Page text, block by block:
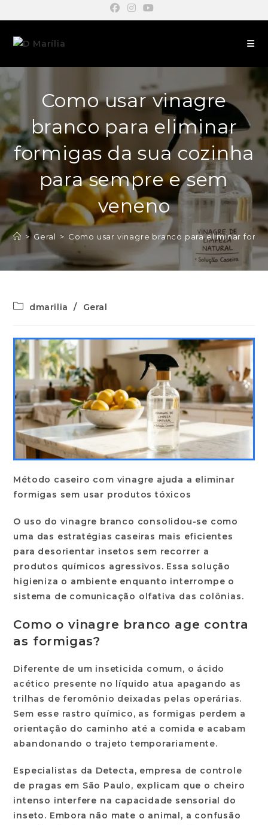
Como usar vinagre
branco para eliminar
formigas da sua cozinha
para sempre e sem
veneno
> Geral > Como usar vinagre branco para eliminar
dmarilia / Geral
Método caseiro com vinagre ajuda a eliminar
formigas sem usar produtos tóxicos
O uso do vinagre branco consolidou-se como
uma das estratégias caseiras mais eficientes
para desorientar insetos sem recorrer a
produtos químicos agressivos. Essa solução
higieniza o ambiente enquanto interrompe o
sistema de comunicação olfativa das colônias.
Como o vinagre branco age contra
as formigas?
Diferente de um inseticida comum, o ácido
acético presente no líquido atua apagando as
trilhas de feromônio deixadas pelas operárias.
Sem esse rastro químico, as formigas perdem a
orientação do caminho até a comida e acabam
abandonando o trajeto temporariamente.
Especialistas da Detecta, empresa de controle
de pragas em São Paulo, explicam que o cheiro
intenso interfere na capacidade sensorial do
inseto. Embora não mate o animal, a confusão